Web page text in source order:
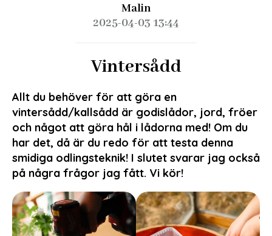
Malin
2025-04-03 13:44
Vintersådd
Allt du behöver för att göra en
vintersådd/kallsådd är godislådor, jord, fröer
och något att göra hål i lådorna med! Om du
har det, då är du redo för att testa denna
smidiga odlingsteknik! I slutet svarar jag också
på några frågor jag fått. Vi kör!